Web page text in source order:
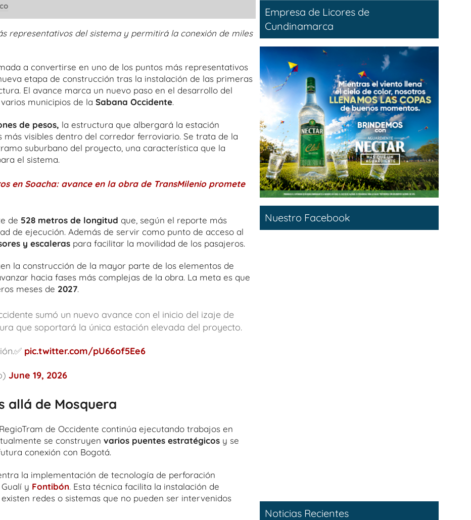
representativos del sistema y permitirá la conexión de miles
a convertirse en uno de los puntos más representativos
etapa de construcción tras la instalación de las primeras
El avance marca un nuevo paso en el desarrollo del
municipios de la Sabana Occidente.
de pesos, la estructura que albergará la estación
visibles dentro del corredor ferroviario. Se trata de la
suburbano del proyecto, una característica que la
el sistema.
en Soacha: avance en la obra de TransMilenio promete
de 528 metros de longitud que, según el reporte más
de ejecución. Además de servir como punto de acceso al
y escaleras para facilitar la movilidad de los pasajeros.
la construcción de la mayor parte de los elementos de
hacia fases más complejas de la obra. La meta es que
meses de 2027.
sumó un nuevo avance con el inicio del izaje de
que soportará la única estación elevada del proyecto.
pic.twitter.com/pU66of5Ee6
June 19, 2026
allá de Mosquera
de Occidente continúa ejecutando trabajos en
se construyen varios puentes estratégicos y se
conexión con Bogotá.
la implementación de tecnología de perforación
y Fontibón. Esta técnica facilita la instalación de
redes o sistemas que no pueden ser intervenidos
Empresa de Licores de
Cundinamarca
Nuestro Facebook
Noticias Recientes